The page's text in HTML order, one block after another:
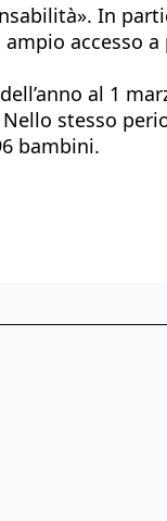
In
accesso
al 1
stesso
bambini.